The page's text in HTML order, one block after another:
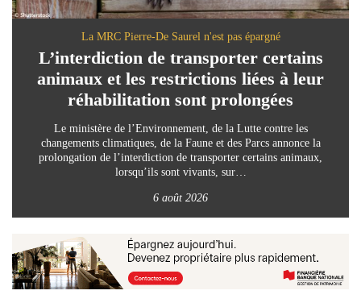
La MRC Pierre-De Saurel n'est pas épargné
L’interdiction de transporter certains
animaux et les restrictions liées à leur
réhabilitation sont prolongées
Le ministère de l’Environnement, de la Lutte contre les
changements climatiques, de la Faune et des Parcs annonce la
prolongation de l’interdiction de transporter certains animaux,
lorsqu’ils sont vivants, sur…
6 août 2026